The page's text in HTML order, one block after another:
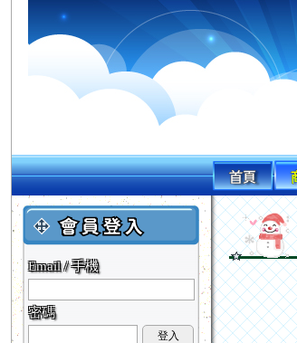
Email / 手機
密碼
登入